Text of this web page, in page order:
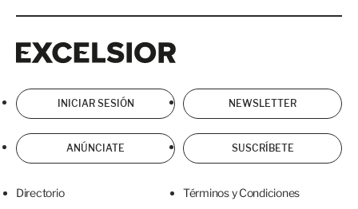
INICIAR SESIÓN NEWSLETTER
ANÚNCIATE SUSCRÍBETE
Directorio Términos y Condiciones